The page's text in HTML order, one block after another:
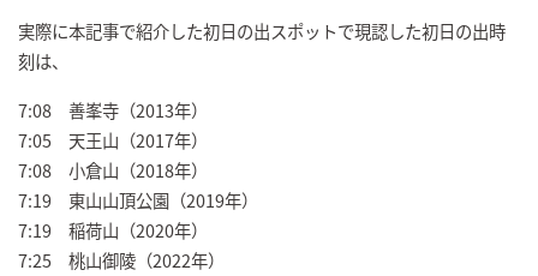
実際に本記事で紹介した初日の出スポットで現認した初日の出時
刻は、
7:08 善峯寺（2013年）
7:05 天王山（2017年）
7:08 小倉山（2018年）
7:19 東山山頂公園（2019年）
7:19 稲荷山（2020年）
7:25 桃山御陵（2022年）